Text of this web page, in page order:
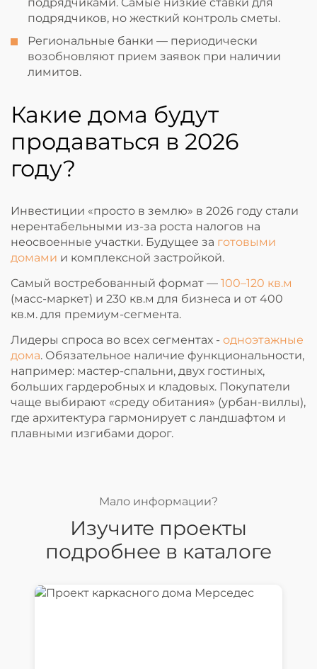
подрядчиков, но жесткий контроль сметы.
Региональные банки — периодически
возобновляют прием заявок при наличии
лимитов.
Какие дома будут
продаваться в 2026
году?
Инвестиции «просто в землю» в 2026 году стали
нерентабельными из-за роста налогов на
неосвоенные участки. Будущее за готовыми
домами и комплексной застройкой.
Самый востребованный формат — 100–120 кв.м
(масс-маркет) и 230 кв.м для бизнеса и от 400
кв.м. для премиум-сегмента.
Лидеры спроса во всех сегментах - одноэтажные
дома. Обязательное наличие функциональности,
например: мастер-спальни, двух гостиных,
больших гардеробных и кладовых. Покупатели
чаще выбирают «среду обитания» (урбан-виллы),
где архитектура гармонирует с ландшафтом и
плавными изгибами дорог.
Мало информации?
Изучите проекты
подробнее в каталоге